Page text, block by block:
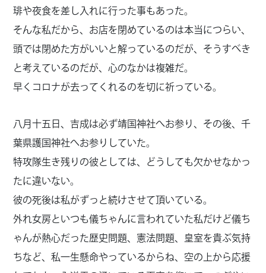
琲や夜食を差し入れに行った事もあった。
そんな私だから、お店を閉めているのは本当につらい、
頭では閉めた方がいいと解っているのだが、そうすべき
と考えているのだが、心のなかは複雑だ。
早くコロナが去ってくれるのを切に祈っている。
八月十五日、吉成は必ず靖国神社へお参り、その後、千
葉県護国神社へお参りしていた。
特攻隊生き残りの彼としては、どうしても欠かせなかっ
たに違いない。
彼の死後は私がずっと続けさせて頂いている。
外れ女房といつも儀ちゃんに言われていた私だけど儀ち
ゃんが熱心だった歴史問題、憲法問題、皇室を貴ぶ気持
ちなど、私一生懸命やっているからね、空の上から応援